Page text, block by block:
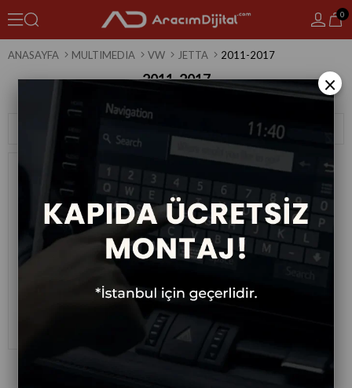
0
ANASAYFA MULTIMEDIA VW JETTA 2011-2017
2011-2017
Filtreleme
Multimedya Sistemi 2011-2017
×